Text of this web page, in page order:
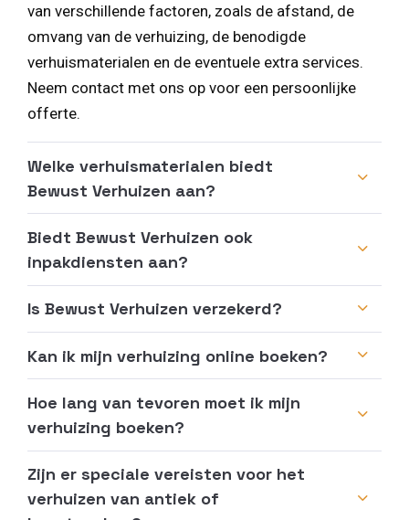
van verschillende factoren, zoals de afstand, de
omvang van de verhuizing, de benodigde
verhuismaterialen en de eventuele extra services.
Neem contact met ons op voor een persoonlijke
offerte.
Welke verhuismaterialen biedt
Bewust Verhuizen aan?
Biedt Bewust Verhuizen ook
inpakdiensten aan?
Is Bewust Verhuizen verzekerd?
Kan ik mijn verhuizing online boeken?
Hoe lang van tevoren moet ik mijn
verhuizing boeken?
Zijn er speciale vereisten voor het
verhuizen van antiek of